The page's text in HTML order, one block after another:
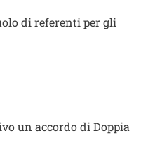
di referenti per gli
un accordo di Doppia